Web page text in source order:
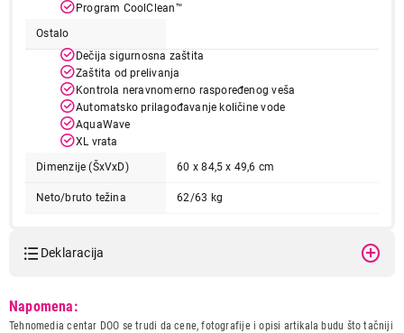
Program CoolClean™
Ostalo
Dečija sigurnosna zaštita
Zaštita od prelivanja
Kontrola neravnomerno raspoređenog veša
Automatsko prilagođavanje količine vode
AquaWave
XL vrata
Dimenzije (ŠxVxD)
60 x 84,5 x 49,6 cm
Neto/bruto težina 62/63 kg
Deklaracija
Naziv i vrsta robe:
MASINA ZA PRANJE VESA
Napomena:
Tehnomedia centar DOO se trudi da cene, fotografije i opisi artikala budu što tačniji